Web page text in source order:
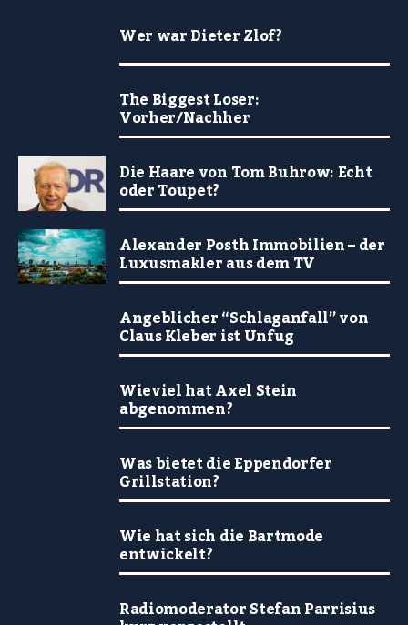
Wer war Dieter Zlof?
The Biggest Loser:
Vorher/Nachher
Die Haare von Tom Buhrow: Echt
oder Toupet?
Alexander Posth Immobilien – der
Luxusmakler aus dem TV
Angeblicher “Schlaganfall” von
Claus Kleber ist Unfug
Wieviel hat Axel Stein
abgenommen?
Was bietet die Eppendorfer
Grillstation?
Wie hat sich die Bartmode
entwickelt?
Radiomoderator Stefan Parrisius